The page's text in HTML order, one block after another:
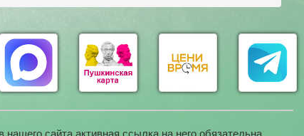
сайта активная ссылка на него обязательна.